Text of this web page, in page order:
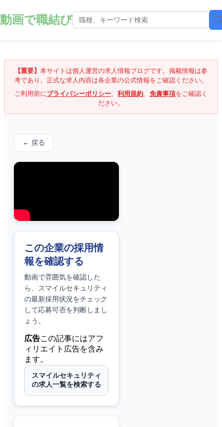
動画で職結び
【重要】 本サイトは個人運営の求人情報ブログです。掲載情報は参
考であり、正式な求人内容は各企業の公式情報をご確認ください。
ご利用前にプライバシーポリシー、 利用規約、 免責事項をご確認く
ださい。
← 戻る
この企業の採用情
報を確認する
動画で雰囲気を確認した
ら、 スマイルセキュリティ
の最新採用状況をチェック
して応募可否を判断しまし
ょう。
広告この記事にはアフ
ィリエイト広告を含み
ます。
スマイルセキュリティ
の求人一覧を検索する